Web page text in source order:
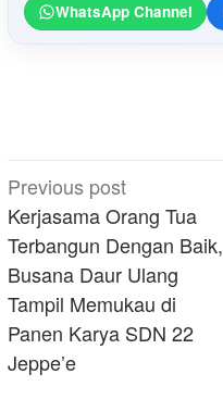
WhatsApp Channel
Post
navigation
Previous post
Kerjasama Orang Tua
Terbangun Dengan Baik,
Busana Daur Ulang
Tampil Memukau di
Panen Karya SDN 22
Jeppe’e